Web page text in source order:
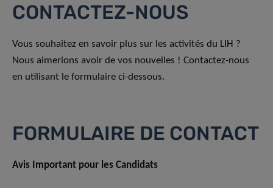
CONTACTEZ-NOUS
Vous souhaitez en savoir plus sur les activités du LIH ?
Nous aimerions avoir de vos nouvelles ! Contactez-nous
en utilisant le formulaire ci-dessous.
FORMULAIRE DE CONTACT
Avis Important pour les Candidats